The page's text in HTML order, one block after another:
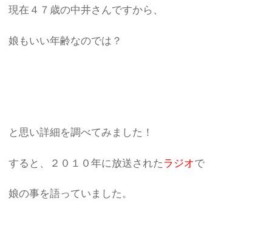
現在４７歳の中井さんですから、
娘もいい年齢なのでは？
と思い詳細を調べてみました！
すると、２０１０年に放送されたラジオで
娘の事を語っていました。